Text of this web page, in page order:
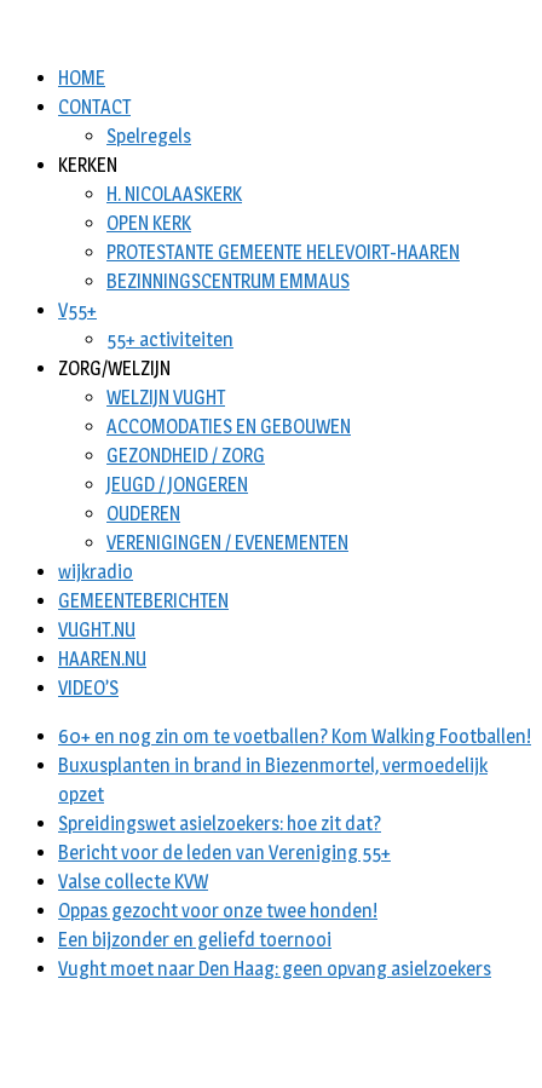
HOME
CONTACT
Spelregels
KERKEN
H. NICOLAASKERK
OPEN KERK
PROTESTANTE GEMEENTE HELEVOIRT-HAAREN
BEZINNINGSCENTRUM EMMAUS
V55+
55+ activiteiten
ZORG/WELZIJN
WELZIJN VUGHT
ACCOMODATIES EN GEBOUWEN
GEZONDHEID / ZORG
JEUGD / JONGEREN
OUDEREN
VERENIGINGEN / EVENEMENTEN
wijkradio
GEMEENTEBERICHTEN
VUGHT.NU
HAAREN.NU
VIDEO’S
60+ en nog zin om te voetballen? Kom Walking Footballen!
Buxusplanten in brand in Biezenmortel, vermoedelijk
opzet
Spreidingswet asielzoekers: hoe zit dat?
Bericht voor de leden van Vereniging 55+
Valse collecte KVW
Oppas gezocht voor onze twee honden!
Een bijzonder en geliefd toernooi
Vught moet naar Den Haag: geen opvang asielzoekers